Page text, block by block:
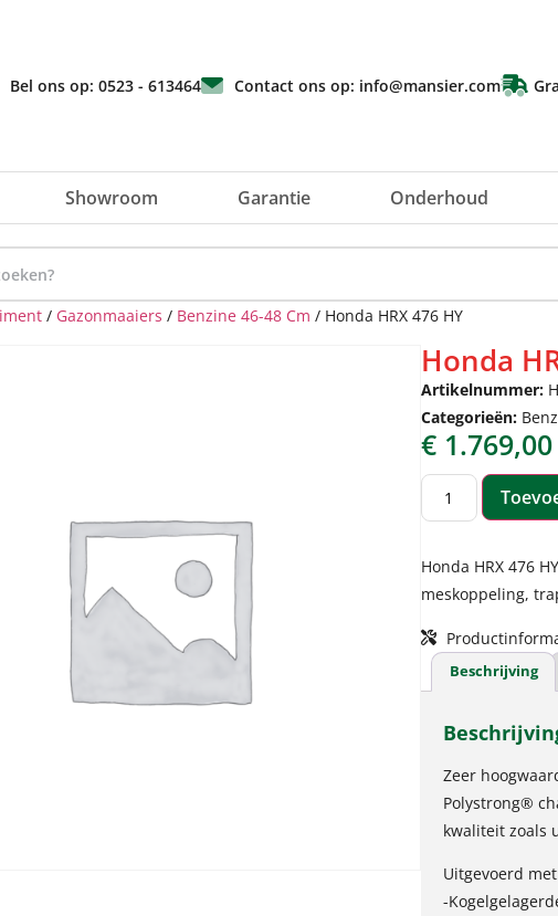
Bel ons op: 0523 - 613464 Contact ons op: info@mansier.com
Showroom Garantie Onderhoud
/ Gazonmaaiers / Benzine 46-48 Cm / Honda HRX 476 HY
Honda
Artikelnummer:
Categorieën:
€ 1.769,00
Honda HRX 476
meskoppeling,
Beschrijving
Zeer
Polystrong®
kwaliteit zoals
Uitgevoerd
-